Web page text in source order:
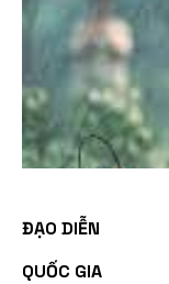
Việt Nam
ĐẠO DIỄN
QUỐC GIA